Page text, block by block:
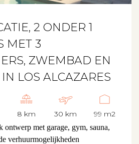
2 ONDER 1
MET 3
ZWEMBAD EN
LOS ALCAZARES
8 km 30 km 99 m2
ontwerp met garage, gym, sauna,
verhuurmogelijkheden